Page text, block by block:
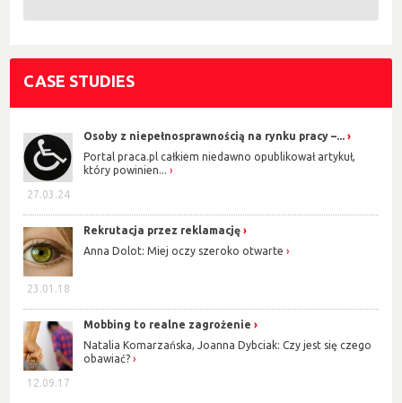
CASE STUDIES
27.03.24
Osoby z niepełnosprawnością na rynku pracy –...
Portal praca.pl całkiem niedawno opublikował artykuł,
który powinien...
23.01.18
Rekrutacja przez reklamację
Anna Dolot: Miej oczy szeroko otwarte
12.09.17
Mobbing to realne zagrożenie
Natalia Komarzańska, Joanna Dybciak: Czy jest się czego
obawiać?